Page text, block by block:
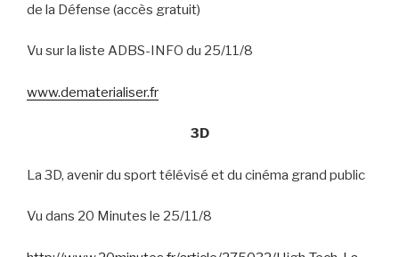
de la Défense (accès gratuit)
Vu sur la liste ADBS-INFO du 25/11/8
www.dematerialiser.fr
3D
La 3D, avenir du sport télévisé et du cinéma grand public
Vu dans 20 Minutes le 25/11/8